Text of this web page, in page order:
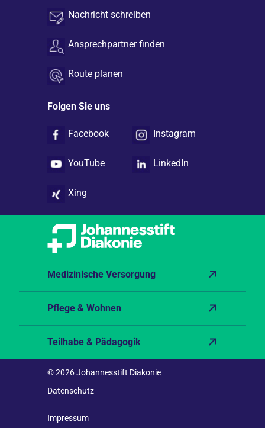
Nachricht schreiben
Ansprechpartner finden
Route planen
Folgen Sie uns
Facebook Instagram
YouTube LinkedIn
Xing
Medizinische Versorgung
Pflege & Wohnen
Teilhabe & Pädagogik
© 2026 Johannesstift Diakonie
Datenschutz
Impressum